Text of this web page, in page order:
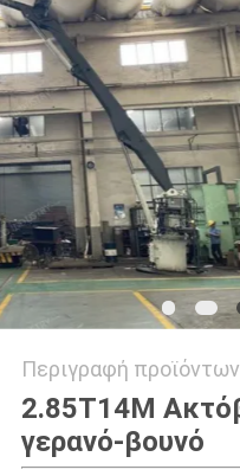
SITEMAP
ΠΟΛΙΤΙΚΉ
ΑΠΟΡΡΉΤΟΥ
Περιγραφή προϊόντων
2.85T14M
γερανό-βουνό